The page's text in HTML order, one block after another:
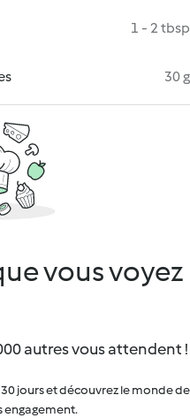
1 - 2 tbsp
30 g
vous voyez
autres vous attendent !
jours et découvrez le monde de
engagement.